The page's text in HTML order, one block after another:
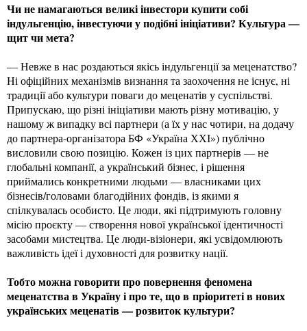
Чи не намагаються великі інвестори купити собі
індульгенцію, інвестуючи у подібні ініціативи? Культура —
щит чи мета?
— Невже в нас роздаються якісь індульгенції за меценатство?
Ні офіційних механізмів визнання та заохочення не існує, ні
традиції або культури поваги до меценатів у суспільстві.
Припускаю, що різні ініціативи мають різну мотивацію, у
нашому ж випадку всі партнери (а їх у нас чотири, на додачу
до партнера-організатора БФ «Україна ХХІ») публічно
висловили свою позицію. Кожен із цих партнерів — не
глобальні компанії, а український бізнес, і рішення
приймались конкретними людьми — власниками цих
бізнесів/головами благодійних фондів, із якими я
спілкувалась особисто. Це люди, які підтримують головну
місію проєкту — створення нової української ідентичності
засобами мистецтва. Це люди-візіонери, які усвідомлюють
важливість ідеї і духовності для розвитку нації.
Тобто можна говорити про повернення феномена
меценатства в Україну і про те, що в пріоритеті в нових
українських меценатів — розвиток культури?